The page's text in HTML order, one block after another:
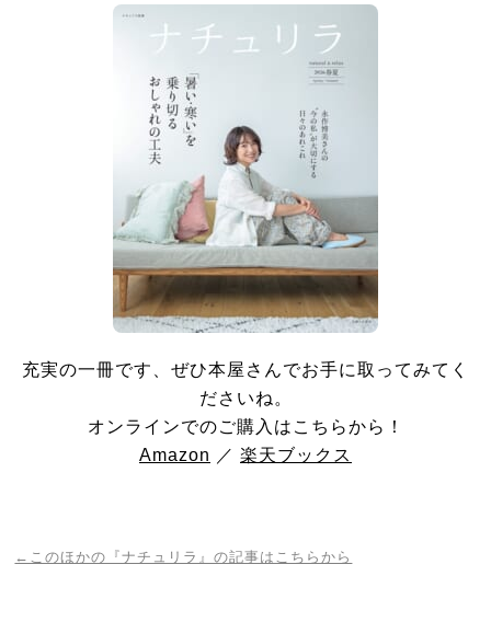
充実の一冊です、ぜひ本屋さんでお手に取ってみてく
ださいね。
オンラインでのご購入はこちらから！
Amazon ／ 楽天ブックス
←このほかの『ナチュリラ』の記事はこちらから